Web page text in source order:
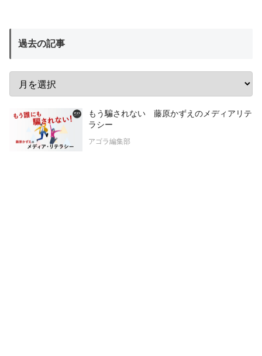
過去の記事
もう騙されない 藤原かずえのメディアリテ
ラシー
アゴラ編集部